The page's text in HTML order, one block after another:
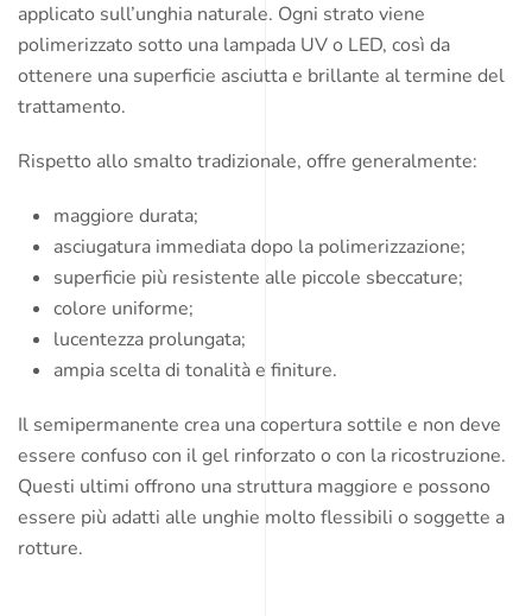
applicato sull’unghia naturale. Ogni strato viene
polimerizzato sotto una lampada UV o LED, così da
ottenere una superficie asciutta e brillante al termine del
trattamento.
Rispetto allo smalto tradizionale, offre generalmente:
maggiore durata;
asciugatura immediata dopo la polimerizzazione;
superficie più resistente alle piccole sbeccature;
colore uniforme;
lucentezza prolungata;
ampia scelta di tonalità e finiture.
Il semipermanente crea una copertura sottile e non deve
essere confuso con il gel rinforzato o con la ricostruzione.
Questi ultimi offrono una struttura maggiore e possono
essere più adatti alle unghie molto flessibili o soggette a
rotture.